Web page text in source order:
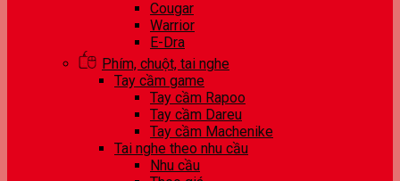
Cougar
Warrior
E-Dra
Phím, chuột, tai nghe
Tay cầm game
Tay cầm Rapoo
Tay cầm Dareu
Tay cầm Machenike
Tai nghe theo nhu cầu
Nhu cầu